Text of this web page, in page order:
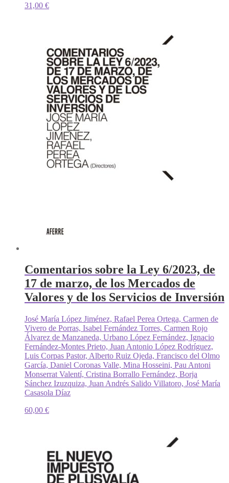
31,00 €
Comentarios sobre la Ley 6/2023, de
17 de marzo, de los Mercados de
Valores y de los Servicios de Inversión
José María López Jiménez, Rafael Perea Ortega, Carmen de
Vivero de Porras, Isabel Fernández Torres, Carmen Rojo
Álvarez de Manzaneda, Urbano López Fernández, Ignacio
Fernández-Montes Prieto, Juan Antonio López Rodríguez,
Luis Corpas Pastor, Alberto Ruiz Ojeda, Francisco del Olmo
García, Daniel Coronas Valle, Mina Hosseini, Pau Antoni
Monserrat Valentí, Cristina Borrallo Fernández, Borja
Sánchez Izuzquiza, Juan Andrés Salido Villatoro, José María
Casasola Díaz
60,00 €